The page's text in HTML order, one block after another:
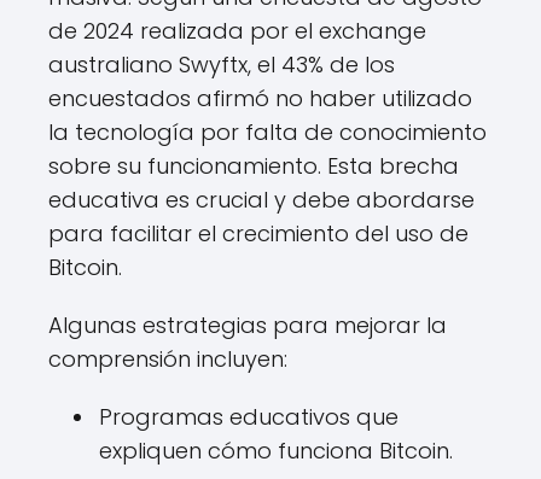
de 2024 realizada por el exchange
australiano Swyftx, el 43% de los
encuestados afirmó no haber utilizado
la tecnología por falta de conocimiento
sobre su funcionamiento. Esta brecha
educativa es crucial y debe abordarse
para facilitar el crecimiento del uso de
Bitcoin.
Algunas estrategias para mejorar la
comprensión incluyen:
Programas educativos que
expliquen cómo funciona Bitcoin.